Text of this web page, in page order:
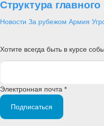
Структура
Новости За рубежом Армия
Хотите всегда быть в курсе
Электронная почта *
Подписаться